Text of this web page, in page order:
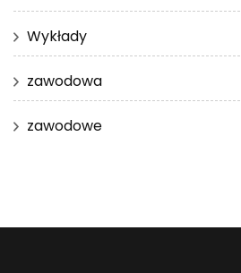
Wykłady
zawodowa
zawodowe